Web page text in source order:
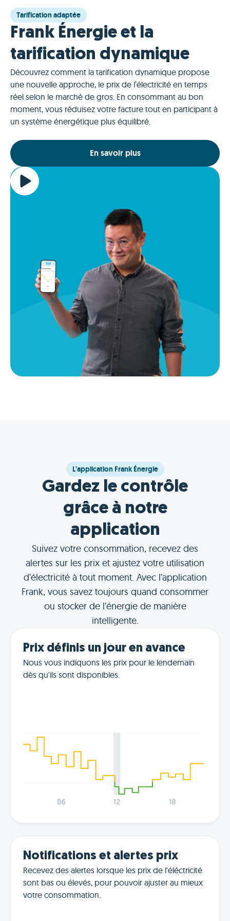
Tarification adaptée
Frank Énergie et la
tarification dynamique
Découvrez comment la tarification dynamique propose
une nouvelle approche, le prix de l’électricité en temps
réel selon le marché de gros. En consommant au bon
moment, vous réduisez votre facture tout en participant à
un système énergétique plus équilibré.
En savoir plus
L'application Frank Énergie
Gardez le contrôle
grâce à notre
application
Suivez votre consommation, recevez des
alertes sur les prix et ajustez votre utilisation
d’électricité à tout moment. Avec l’application
Frank, vous savez toujours quand consommer
ou stocker de l’énergie de manière
intelligente.
Prix définis un jour en avance
Nous vous indiquons les prix pour le lendemain
dès qu'ils sont disponibles.
Notifications et alertes prix
Recevez des alertes lorsque les prix de l'éléctricité
sont bas ou élevés, pour pouvoir ajuster au mieux
votre consommation.